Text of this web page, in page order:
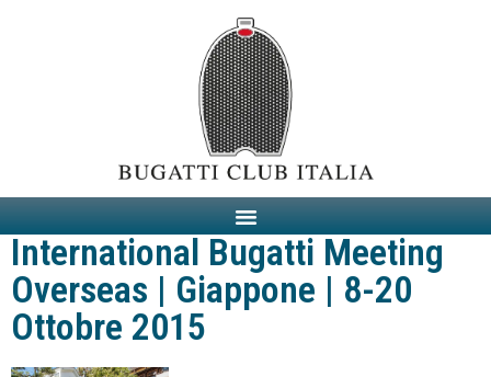
International Bugatti Meeting
Overseas | Giappone | 8-20
Ottobre 2015